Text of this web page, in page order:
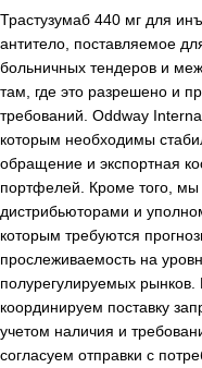
Трастузумаб 440 мг для
антитело, поставляемое
больничных тендеров и
там, где это разрешено и
требований. Oddway
которым необходимы
обращение и экспортная
портфелей. Кроме того,
дистрибьюторами и
которым требуются
прослеживаемость на
полурегулируемых
координируем поставку
учетом наличия и
согласуем отправки с